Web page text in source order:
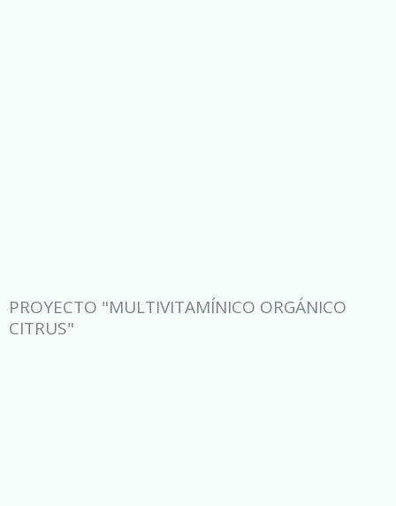
PROYECTO "MULTIVITAMÍNICO ORGÁNICO
CITRUS"